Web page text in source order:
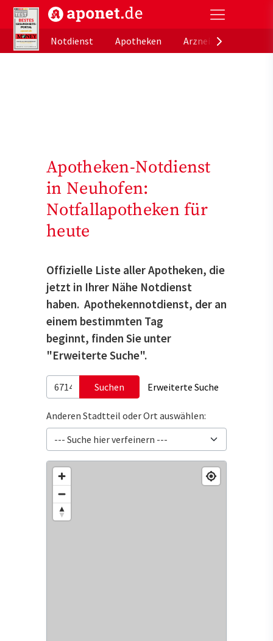
aponet.de - Das offizielle Gesundheitsportal der
Notdienst
Apotheken
Apotheken-Notdienst
in Neuhofen:
Notfallapotheken für
heute
Offizielle Liste aller Apotheken, die
jetzt in Ihrer Nähe Notdienst
haben. Apothekennotdienst, der an
einem bestimmten Tag
beginnt, finden Sie unter
"Erweiterte Suche".
Suchen Erweiterte Suche
Anderen Stadtteil oder Ort auswählen: